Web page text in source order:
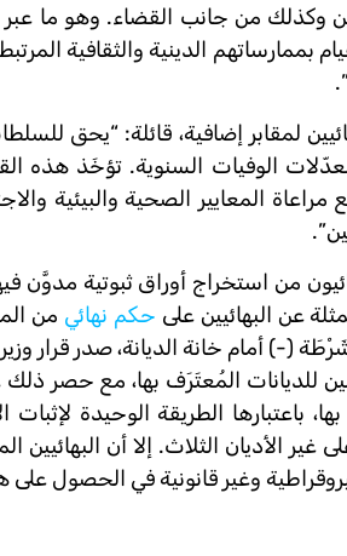
وكذلك من جانب القضاء. وهو ما عبر
بممارساتهم الدينية والثقافية
لمقابر إضافية، قائلة: “يحق
الوفيات السنوية. تؤخَذ هذه
المعايير الصحية والبيئية
من استخراج أوراق ثبوتية مدوَّن
عن البهائيين على حكم نهائي
للديانات المُعتَرَف بها، مع حصر
باعتبارها الطريقة الوحيدة
الأديان الثلاث. إلا أن
وغير قانونية في الحصول